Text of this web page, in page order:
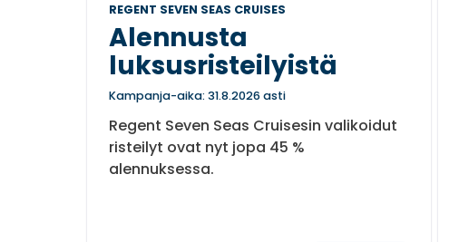
REGENT SEVEN SEAS CRUISES
Alennusta
luksusristeilyistä
Kampanja-aika: 31.8.2026 asti
Regent Seven Seas Cruisesin valikoidut
risteilyt ovat nyt jopa 45 %
alennuksessa.